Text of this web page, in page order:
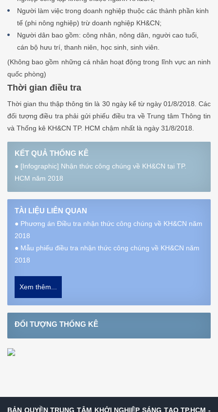
Người làm việc trong doanh nghiệp thuộc các thành phần kinh
tế (phi nông nghiệp) trừ doanh nghiệp KH&CN;
Người dân bao gồm: công nhân, nông dân, người cao tuổi,
cán bộ hưu trí, thanh niên, học sinh, sinh viên.
(Không bao gồm những cá nhân hoạt động trong lĩnh vực an ninh
quốc phòng)
Thời gian điều tra
Thời gian thu thập thông tin là 30 ngày kể từ ngày 01/8/2018. Các
đối tượng điều tra phải gửi phiếu điều tra về Trung tâm Thông tin
và Thống kê KH&CN TP. HCM chậm nhất là ngày 31/8/2018.
KẾT QUẢ THỐNG KÊ
● [Infographic] Nhận thức công chúng về KH&CN tại TP.
HCM năm 2018
TÀI LIỆU LIÊN QUAN
● Phương án Điều tra nhận thức công chúng về KH&CN năm
2018
● Mẫu phiếu điều tra nhận thức công chúng về KH&CN năm
2018
Xem thêm...
ĐỐI TƯỢNG THỐNG KÊ
BẢN QUYỀN TRUNG TÂM KHỞI NGHIỆP SÁNG TẠO TP.HCM -